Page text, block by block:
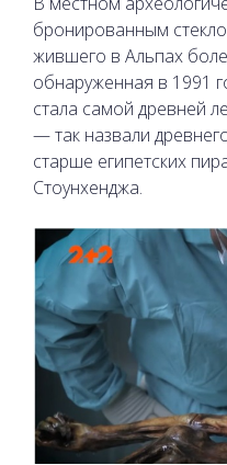
бронированным
жившего в Альпах
обнаруженная в 1991
стала самой древней
— так назвали
старше египетских
Стоунхенджа.